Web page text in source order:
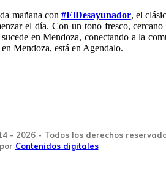
mañana con #ElDesayunador, el
el día. Con un tono fresco,
en Mendoza, conectando a la
Mendoza, está en Agendalo.
- 2026 - Todos los derechos
Contenidos digitales